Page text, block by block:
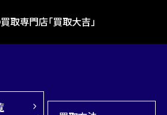
取専門店「買取大吉」